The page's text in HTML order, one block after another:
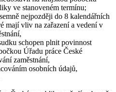
ve stanoveném termínu;
nejpozději do 8 kalendářních
mají vliv na zařazení a vedení v
schopen plnit povinnost
Úřadu práce České
zaměstnání,
osobních údajů,